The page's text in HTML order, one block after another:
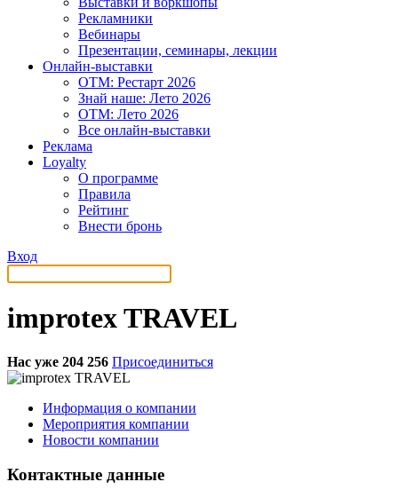
Рекламники
Вебинары
Презентации, семинары, лекции
Онлайн-выставки
OTM: Рестарт 2026
Знай наше: Лето 2026
OTM: Лето 2026
Все онлайн-выставки
Реклама
Loyalty
О программе
Правила
Рейтинг
Внести бронь
Вход
improtex TRAVEL
Нас уже 204 256 Присоединиться
Информация о компании
Мероприятия компании
Новости компании
Контактные данные